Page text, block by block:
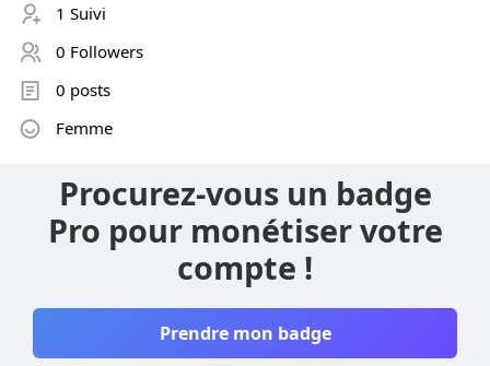
1 Suivi
0 Followers
0 posts
Femme
Procurez-vous un badge
Pro pour monétiser votre
compte !
Prendre mon badge